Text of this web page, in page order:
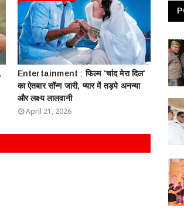
Entertainment : फिल्म 'चांद मेरा दिल'
का ऐतबार सॉन्ग जारी, प्यार में तड़पे अनन्या
और लक्ष्य लालवानी
April 21, 2026